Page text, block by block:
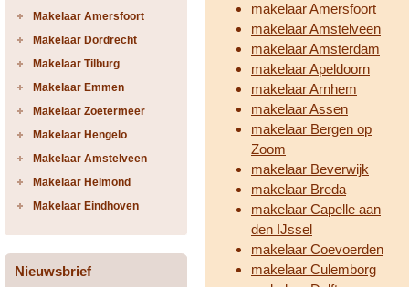
Makelaar Amersfoort
Makelaar Dordrecht
Makelaar Tilburg
Makelaar Emmen
Makelaar Zoetermeer
Makelaar Hengelo
Makelaar Amstelveen
Makelaar Helmond
Makelaar Eindhoven
Nieuwsbrief
makelaar Amersfoort
makelaar Amstelveen
makelaar Amsterdam
makelaar Apeldoorn
makelaar Arnhem
makelaar Assen
makelaar Bergen op
Zoom
makelaar Beverwijk
makelaar Breda
makelaar Capelle aan
den IJssel
makelaar Coevoerden
makelaar Culemborg